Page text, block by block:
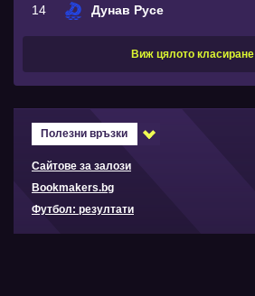
14 Дунав Русе
Виж цялото класиране
Полезни връзки
Сайтове за залози
Bookmakers.bg
Футбол: резултати